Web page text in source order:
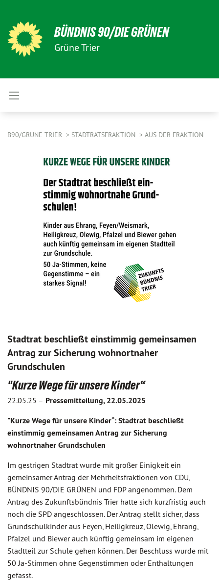
BÜNDNIS 90/DIE GRÜNEN
Grüne Trier
B90/GRÜNE TRIER STADTRATSFRAKTION AUS DER FRAKTION
Stadtrat beschließt einstimmig gemeinsamen
Antrag zur Sicherung wohnortnaher
Grundschulen
"Kurze Wege für unsere Kinder“
22.05.25 – Pressemitteilung, 22.05.2025
"Kurze Wege für unsere Kinder“: Stadtrat beschließt
einstimmig gemeinsamen Antrag zur Sicherung
wohnortnaher Grundschulen
Im gestrigen Stadtrat wurde mit großer Einigkeit ein
gemeinsamer Antrag der Mehrheitsfraktionen von CDU,
BÜNDNIS 90/DIE GRÜNEN und FDP angenommen. Dem
Antrag des Zukunftsbündnis Trier hatte sich kurzfristig auch
noch die SPD angeschlossen. Der Antrag stellt sicher, dass
Grundschulkinder aus Feyen, Heiligkreuz, Olewig, Ehrang,
Pfalzel und Biewer auch künftig gemeinsam im eigenen
Stadtteil zur Schule gehen können. Der Beschluss wurde mit
50 Ja-Stimmen ohne Gegenstimmen oder Enthaltungen
gefasst.